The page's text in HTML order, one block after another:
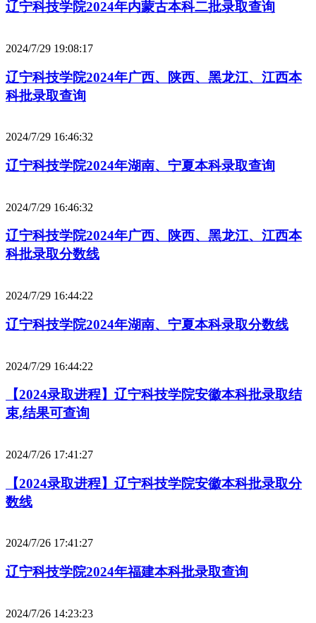
辽宁科技学院2024年内蒙古本科二批录取查询
2024/7/29 19:08:17
辽宁科技学院2024年广西、陕西、黑龙江、江西本
科批录取查询
2024/7/29 16:46:32
辽宁科技学院2024年湖南、宁夏本科录取查询
2024/7/29 16:46:32
辽宁科技学院2024年广西、陕西、黑龙江、江西本
科批录取分数线
2024/7/29 16:44:22
辽宁科技学院2024年湖南、宁夏本科录取分数线
2024/7/29 16:44:22
【2024录取进程】辽宁科技学院安徽本科批录取结
束,结果可查询
2024/7/26 17:41:27
【2024录取进程】辽宁科技学院安徽本科批录取分
数线
2024/7/26 17:41:27
辽宁科技学院2024年福建本科批录取查询
2024/7/26 14:23:23